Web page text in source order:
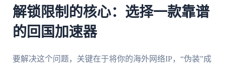
解锁限制的核心：选择一款靠谱
的回国加速器
要解决这个问题，关键在于将你的海外网络IP，“伪装”成